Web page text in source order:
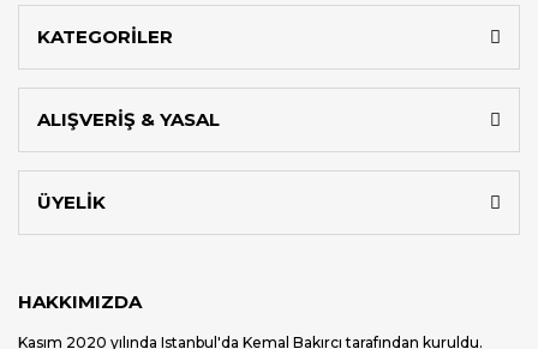
KATEGORİLER
ALIŞVERİŞ & YASAL
ÜYELİK
HAKKIMIZDA
Kasım 2020 yılında Istanbul'da Kemal Bakırcı tarafından kuruldu.